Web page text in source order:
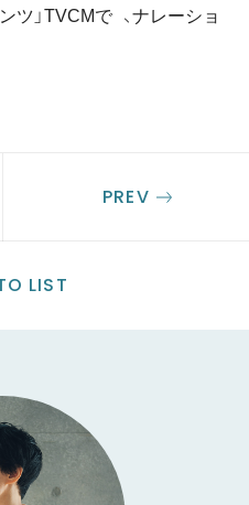
ツ」TVCMで 、ナレーショ
LIST
PREV